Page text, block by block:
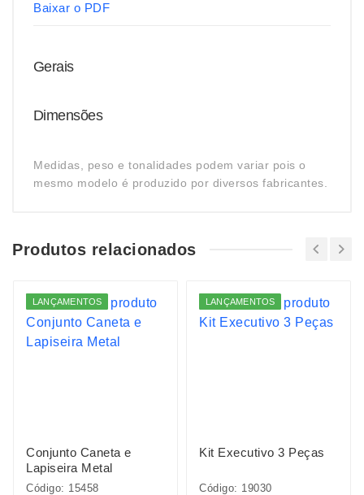
Baixar o PDF
Gerais
Dimensões
Medidas, peso e tonalidades podem variar pois o
mesmo modelo é produzido por diversos fabricantes.
Produtos relacionados
LANÇAMENTOS
Conjunto Caneta e
Lapiseira Metal
Código: 15458
LANÇAMENTOS
Kit Executivo 3 Peças
Código: 19030